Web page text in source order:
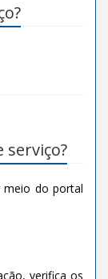
serviço?
meio do portal
verifica os